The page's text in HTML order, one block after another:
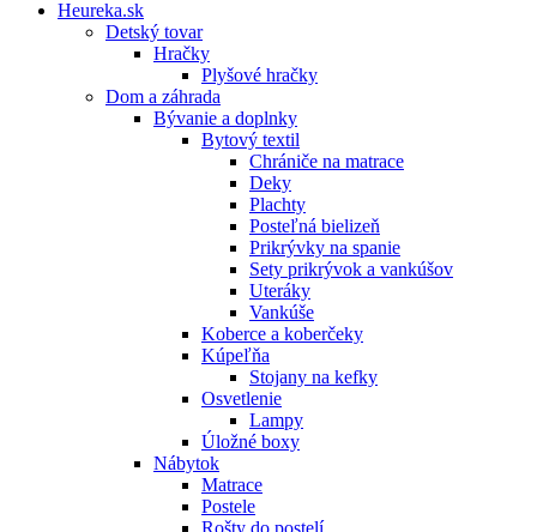
Heureka.sk
Detský tovar
Hračky
Plyšové hračky
Dom a záhrada
Bývanie a doplnky
Bytový textil
Chrániče na matrace
Deky
Plachty
Posteľná bielizeň
Prikrývky na spanie
Sety prikrývok a vankúšov
Uteráky
Vankúše
Koberce a koberčeky
Kúpeľňa
Stojany na kefky
Osvetlenie
Lampy
Úložné boxy
Nábytok
Matrace
Postele
Rošty do postelí